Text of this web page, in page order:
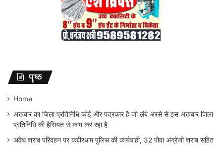
पृष्ठ
Home
अखबार का जिला प्रतिनिधि कोई और पत्रकार है जो लंबे अरसे से इस अखबार जिला
प्रतिनिधि की हैसियत से काम कर रहा है
अवैध शराब परिवहन पर कबीरधाम पुलिस की कार्यवाही, 32 पौवा अंग्रेजी शराब सहित